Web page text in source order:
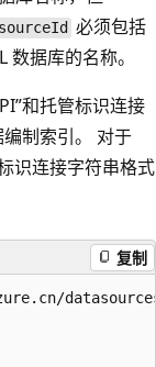
必须包括
据库的名称。
和托管标识连接
制索引。 对于
识连接字符串格式
复制